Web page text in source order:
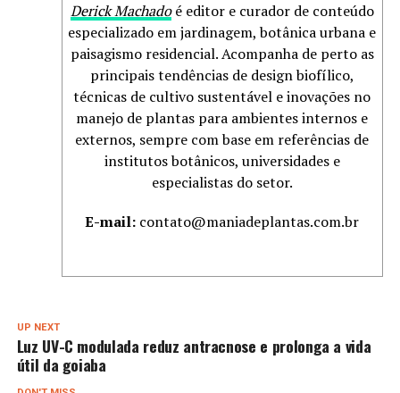
Derick Machadoé editor e curador de conteúdo
especializado em jardinagem, botânica urbana e
paisagismo residencial. Acompanha de perto as
principais tendências de design biofílico,
técnicas de cultivo sustentável e inovações no
manejo de plantas para ambientes internos e
externos, sempre com base em referências de
institutos botânicos, universidades e
especialistas do setor.
E-mail: contato@maniadeplantas.com.br
UP NEXT
Luz UV-C modulada reduz antracnose e prolonga a vida
útil da goiaba